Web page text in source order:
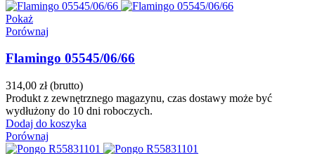
Pokaż
Porównaj
Flamingo 05545/06/66
314,00 zł (brutto)
Produkt z zewnętrznego magazynu, czas dostawy może być
wydłużony do 10 dni roboczych.
Dodaj do koszyka
Porównaj